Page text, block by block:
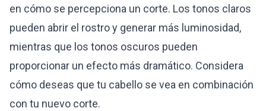
en cómo se percepciona un corte. Los tonos claros
pueden abrir el rostro y generar más luminosidad,
mientras que los tonos oscuros pueden
proporcionar un efecto más dramático. Considera
cómo deseas que tu cabello se vea en combinación
con tu nuevo corte.